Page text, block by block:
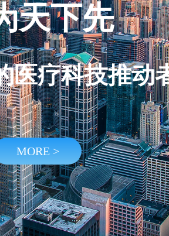
MORE >
天下先
医疗科技推动